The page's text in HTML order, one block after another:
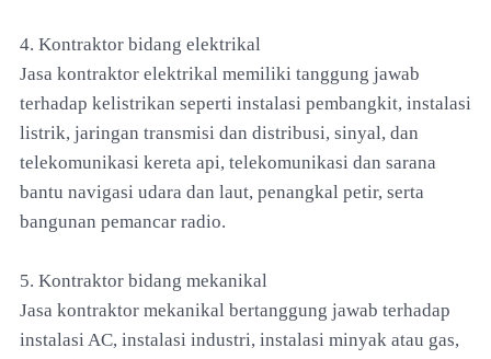
4. Kontraktor bidang elektrikal
Jasa kontraktor elektrikal memiliki tanggung jawab
terhadap kelistrikan seperti instalasi pembangkit, instalasi
listrik, jaringan transmisi dan distribusi, sinyal, dan
telekomunikasi kereta api, telekomunikasi dan sarana
bantu navigasi udara dan laut, penangkal petir, serta
bangunan pemancar radio.
5. Kontraktor bidang mekanikal
Jasa kontraktor mekanikal bertanggung jawab terhadap
instalasi AC, instalasi industri, instalasi minyak atau gas,